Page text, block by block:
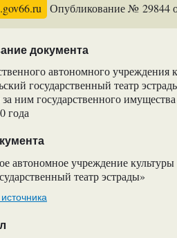
Опубликование № 29844
документа
автономного учреждения
государственный театр
ним государственного
года
автономное учреждение
театр эстрады»